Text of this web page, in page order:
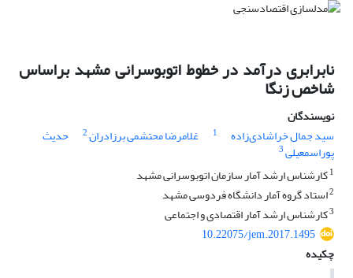
نابرابری درآمد در خطوط اتوبوسرانی مشهد براساس
‏شاخص‎ زنگا
نویسندگان
سید جمال خراشادی‌زاده
1 غلامرضا محتشمی ‌برزادران2 حدیث
پوراسمعیلی3
1کارشناس ارشد آمار سازمان اتوبوسرانی مشهد
2استاد گروه آمار دانشگاه فردوسی مشهد
3کارشناس ارشد آمار اقتصادی و اجتماعی
10.22075/jem.2017.1495
چکیده